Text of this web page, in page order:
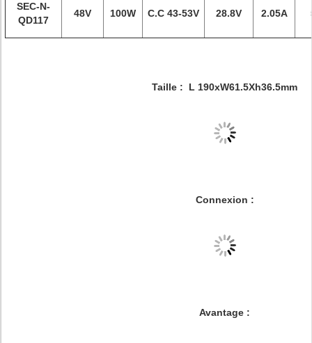
SEC-N-
QD117
48V 100W C.C 43-53V 28.8V 2.05A
Taille : L 190xW61.5Xh36.5mm
Connexion :
Avantage :